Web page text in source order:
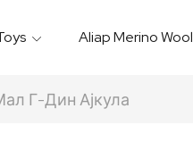
Aliap Merino Wool
Г-Дин Ајкула